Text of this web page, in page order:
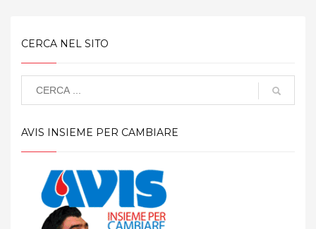
CERCA NEL SITO
AVIS INSIEME PER CAMBIARE